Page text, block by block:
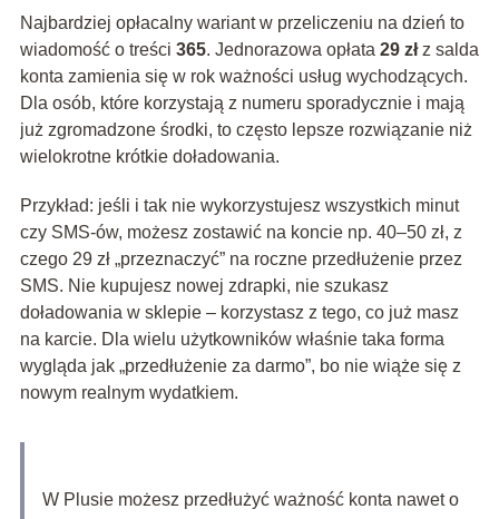
Najbardziej opłacalny wariant w przeliczeniu na dzień to
wiadomość o treści 365. Jednorazowa opłata 29 złz salda
konta zamienia się w rok ważności usług wychodzących.
Dla osób, które korzystają z numeru sporadycznie i mają
już zgromadzone środki, to często lepsze rozwiązanie niż
wielokrotne krótkie doładowania.
Przykład: jeśli i tak nie wykorzystujesz wszystkich minut
czy SMS-ów, możesz zostawić na koncie np. 40–50 zł, z
czego 29 zł „przeznaczyć” na roczne przedłużenie przez
SMS. Nie kupujesz nowej zdrapki, nie szukasz
doładowania w sklepie – korzystasz z tego, co już masz
na karcie. Dla wielu użytkowników właśnie taka forma
wygląda jak „przedłużenie za darmo”, bo nie wiąże się z
nowym realnym wydatkiem.
W Plusie możesz przedłużyć ważność konta nawet o